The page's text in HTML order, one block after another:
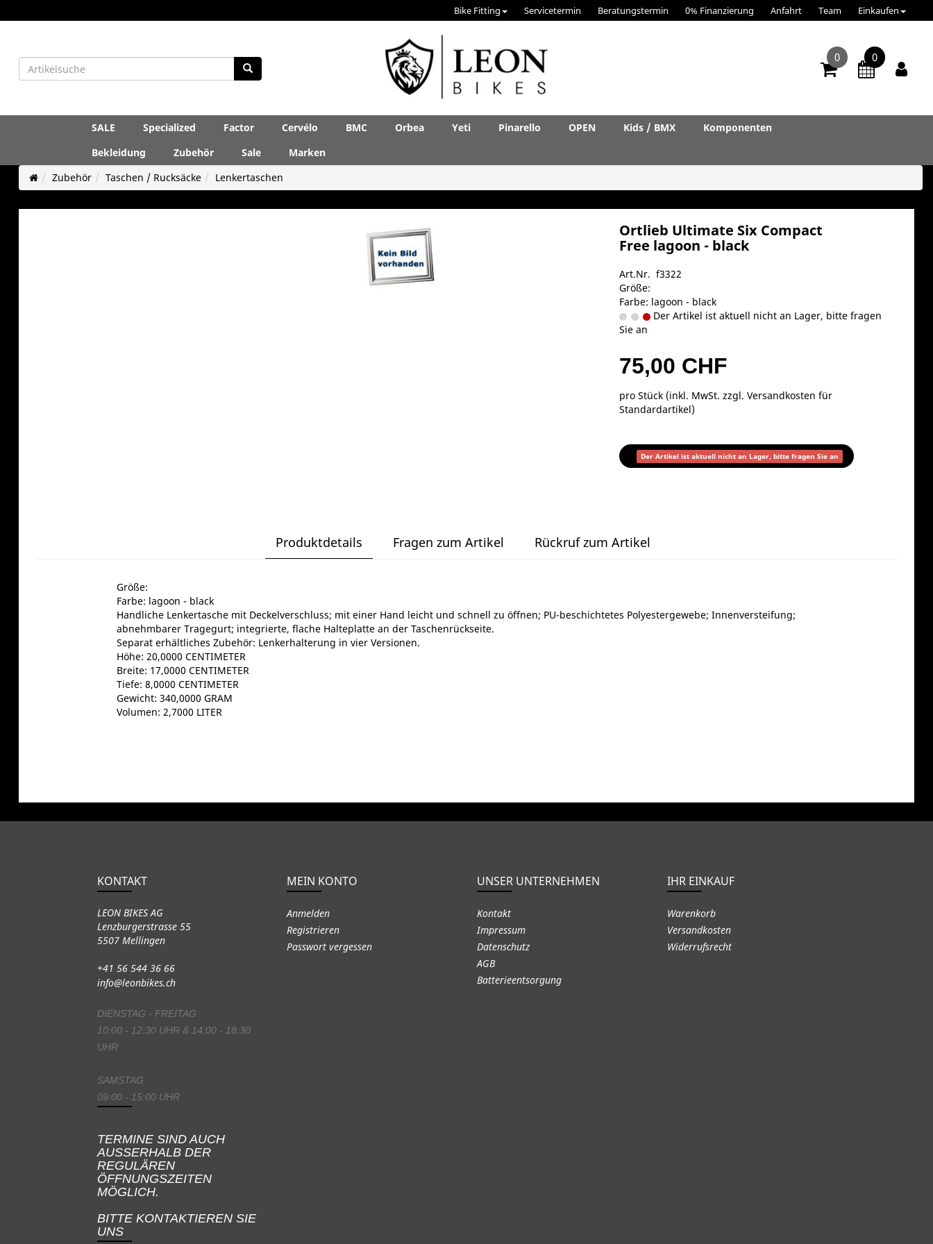
Bike Fitting Servicetermin Beratungstermin 0% Finanzierung Anfahrt Team Einkaufen
0 0
SALE Specialized Factor Cervélo BMC Orbea Yeti Pinarello OPEN Kids / BMX
Komponenten
Bekleidung
Zubehör Sale
Marken
Zubehör
Taschen / Rucksäcke Lenkertaschen
Ortlieb Ultimate Six Compact
Free lagoon - black
Art.Nr. f3322
Größe:
Farbe: lagoon - black
Der Artikel ist aktuell nicht an Lager, bitte fragen
Sie an
75,00 CHF
pro Stück (inkl. MwSt. zzgl.Versandkosten für
Standardartikel)
Der Artikel ist aktuell nicht an Lager, bitte fragen Sie an
Produktdetails Fragen zum Artikel Rückruf zum Artikel
Größe:
Farbe: lagoon - black
Handliche Lenkertasche mit Deckelverschluss; mit einer Hand leicht und schnell zu öffnen; PU-beschichtetes Polyestergewebe; Innenversteifung;
abnehmbarer Tragegurt; integrierte, flache Halteplatte an der Taschenrückseite.
Separat erhältliches Zubehör: Lenkerhalterung in vier Versionen.
Höhe: 20,0000 CENTIMETER
Breite: 17,0000 CENTIMETER
Tiefe: 8,0000 CENTIMETER
Gewicht: 340,0000 GRAM
Volumen: 2,7000 LITER
KONTAKT
LEON BIKES AG
Lenzburgerstrasse 55
5507 Mellingen
+41 56 544 36 66
info@leonbikes.ch
DIENSTAG - FREITAG
10:00 - 12:30 UHR & 14:00 - 18:30
UHR
SAMSTAG
09:00 - 15:00 UHR
TERMINE SIND AUCH
AUSSERHALB DER
REGULÄREN
ÖFFNUNGSZEITEN
MÖGLICH.
BITTE KONTAKTIEREN SIE
UNS
MEIN KONTO
Anmelden
Registrieren
Passwort vergessen
UNSER UNTERNEHMEN
Kontakt
Impressum
Datenschutz
AGB
Batterieentsorgung
IHR EINKAUF
Warenkorb
Versandkosten
Widerrufsrecht